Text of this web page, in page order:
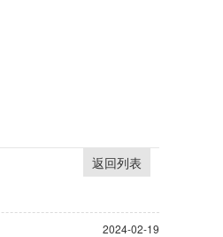
返回列表
2024-02-19